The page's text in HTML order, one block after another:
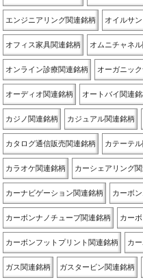
エンジニアリング関連銘柄 オイルサ
オフィス家具関連銘柄 オムニチャネ
オンライン診療関連銘柄 オーガニッ
オーディオ関連銘柄 オートバイ関連
カジノ関連銘柄 カジュアル関連銘柄
カタログ通信販売関連銘柄 カテーテ
カラオケ関連銘柄 カーシェアリング
カーナビゲーション関連銘柄 カーボ
カーボンナノチューブ関連銘柄 カー
カーボンフットプリント関連銘柄 カ
ガス関連銘柄 ガスタービン関連銘柄